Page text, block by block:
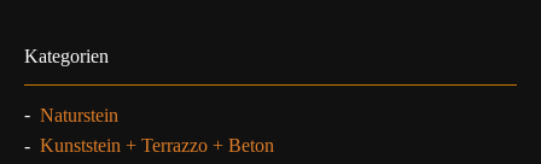
Kategorien
- Naturstein
- Kunststein + Terrazzo + Beton